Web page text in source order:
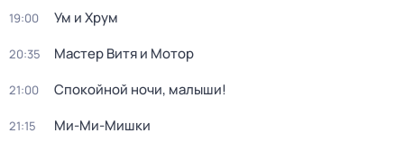
19:00 Ум и Хрум
20:35 Мастер Витя и Мотор
21:00 Спокойной ночи, малыши!
21:15 Ми-Ми-Мишки